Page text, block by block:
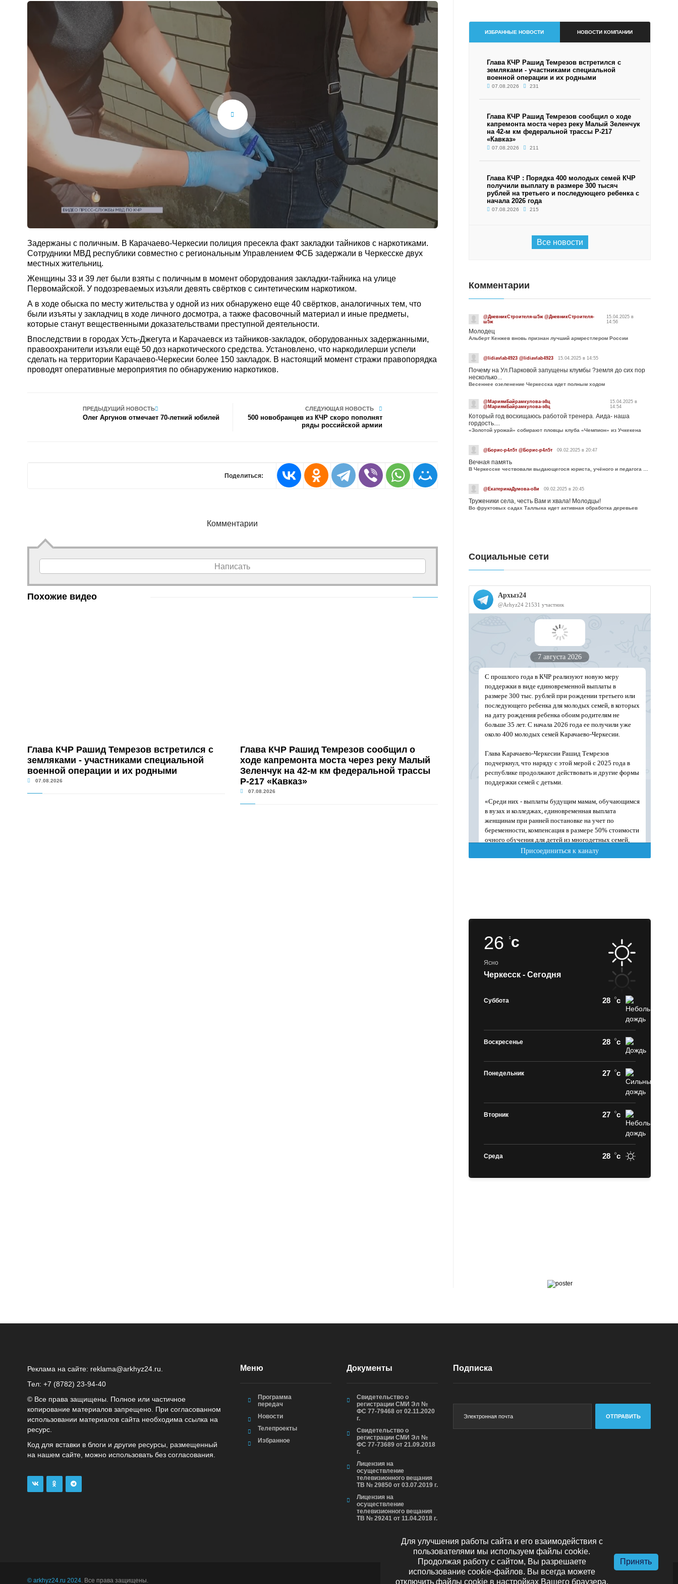
Задержаны с поличным. В Карачаево-Черкесии полиция пресекла факт закладки тайников с наркотиками.
Сотрудники МВД республики совместно с региональным Управлением ФСБ задержали в Черкесске двух
местных жительниц.
Женщины 33 и 39 лет были взяты с поличным в момент оборудования закладки-тайника на улице
Первомайской. У подозреваемых изъяли девять свёртков с синтетическим наркотиком.
А в ходе обыска по месту жительства у одной из них обнаружено еще 40 свёртков, аналогичных тем, что
были изъяты у закладчиц в ходе личного досмотра, а также фасовочный материал и иные предметы,
которые станут вещественными доказательствами преступной деятельности.
Впоследствии в городах Усть-Джегута и Карачаевск из тайников-закладок, оборудованных задержанными,
правоохранители изъяли ещё 50 доз наркотического средства. Установлено, что наркодилерши успели
сделать на территории Карачаево-Черкесии более 150 закладок. В настоящий момент стражи правопорядка
проводят оперативные мероприятия по обнаружению наркотиков.
ПРЕДЫДУЩИЙ НОВОСТЬ
Олег Аргунов отмечает 70-летний юбилей
СЛЕДУЮЩАЯ НОВОСТЬ
500 новобранцев из КЧР скоро пополнят
ряды российской армии
Поделиться:
Комментарии
Написать
Похожие видео
Глава КЧР Рашид Темрезов встретился с
земляками - участниками специальной
военной операции и их родными
07.08.2026
Глава КЧР Рашид Темрезов сообщил о
ходе капремонта моста через реку Малый
Зеленчук на 42-м км федеральной трассы
Р-217 «Кавказ»
07.08.2026
ИЗБРАННЫЕ НОВОСТИ НОВОСТИ КОМПАНИИ
Глава КЧР Рашид Темрезов встретился с
земляками - участниками специальной
военной операции и их родными
07.08.2026 231
Глава КЧР Рашид Темрезов сообщил о ходе
капремонта моста через реку Малый Зеленчук
на 42-м км федеральной трассы Р-217
«Кавказ»
07.08.2026 211
Глава КЧР : Порядка 400 молодых семей КЧР
получили выплату в размере 300 тысяч
рублей на третьего и последующего ребенка с
начала 2026 года
07.08.2026 215
Все новости
Комментарии
@ДневникСтроителя-ш5ж @ДневникСтроителя-
ш5ж
15.04.2025 в
14:56
Молодец
Альберт Кенжев вновь признан лучший армрестлером России
@lidiavlab4923 @lidiavlab4923 15.04.2025 в 14:55
Почему на Ул.Парковой запущены клумбы ?земля до сих пор
несколько...
Весеннее озеленение Черкесска идет полным ходом
@МариямБайрамкулова-э8ц
@МариямБайрамкулова-э8ц
15.04.2025 в
14:54
Который год восхищаюсь работой тренера. Аида- наша
гордость....
«Золотой урожай» собирают пловцы клуба «Чемпион» из Учкекена
@Борис-р4л5т @Борис-р4л5т 09.02.2025 в 20:47
Вечная память
@ЕкатеринаДумова-о8и 09.02.2025 в 20:45
Труженики села, честь Вам и хвала! Молодцы!
Во фруктовых садах Таллыка идет активная обработка деревьев
Социальные сети
26c
Ясно
Черкесск - Сегодня
Суббота 28 c
Воскресенье 28 c
Понедельник 27 c
Вторник 27 c
Среда 28 c
Реклама на сайте: reklama@arkhyz24.ru
Тел: +7 (8782) 23‑94‑40
© Все права защищены. Полное или частичное
копирование материалов запрещено. При согласованном
использовании материалов сайта необходима ссылка на
ресурс.
Код для вставки в блоги и другие ресурсы, размещенный
на нашем сайте, можно использовать без согласования.
Меню
Программа
передач
Новости
Телепроекты
Избранное
Документы
Свидетельство о
регистрации СМИ Эл №
ФС 77-79468 от 02.11.2020
г.
Свидетельство о
регистрации СМИ Эл №
ФС 77-73689 от 21.09.2018
г.
Лицензия на
осуществление
телевизионного вещания
ТВ № 29850 от 03.07.2019 г.
Лицензия на
осуществление
телевизионного вещания
ТВ № 29241 от 11.04.2018 г.
Подписка
ОТПРАВИТЬ
© arkhyz24.ru 2024. Все права защищены.
Для улучшения работы сайта и его взаимодействия с
пользователями мы используем файлы cookie.
Продолжая работу с сайтом, Вы разрешаете
использование cookie-файлов. Вы всегда можете
отключить файлы cookie в настройках Вашего браузера.
Принять